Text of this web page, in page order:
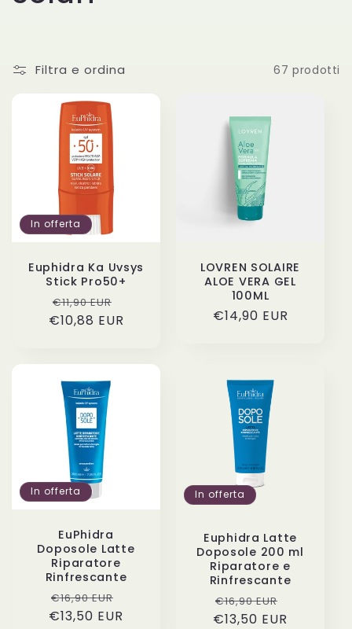
l
o
n
Filtra e ordina 67 prodotti
In offerta
Euphidra Ka Uvsys
Stick Pro50+
Prezzo
di
€11,90 EUR
scontato
€10,88 EUR
LOVREN SOLAIRE
ALOE VERA GEL
100ML
Prezzo
€14,90 EUR
In offerta
EuPhidra
Doposole Latte
Riparatore
Rinfrescante
Prezzo
di
€16,90 EUR
scontato
€13,50 EUR
In offerta
Euphidra Latte
Doposole 200 ml
Riparatore e
Rinfrescante
Prezzo
di
€16,90 EUR
scontato
€13,50 EUR